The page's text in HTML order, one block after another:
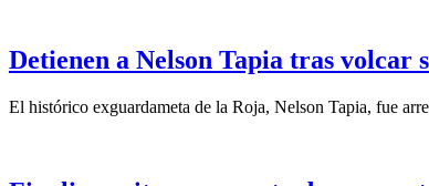
Detienen a Nelson Tapia tras volcar
El histórico exguardameta de la Roja, Nelson Tapia, fue